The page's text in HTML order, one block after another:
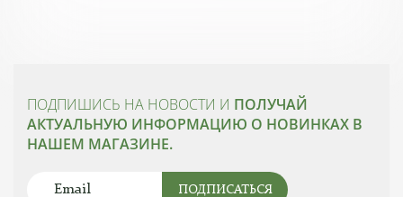
ПОДПИШИСЬ НА НОВОСТИ И ПОЛУЧАЙ
АКТУАЛЬНУЮ ИНФОРМАЦИЮ О НОВИНКАХ В
НАШЕМ МАГАЗИНЕ.
ПОДПИСАТЬСЯ